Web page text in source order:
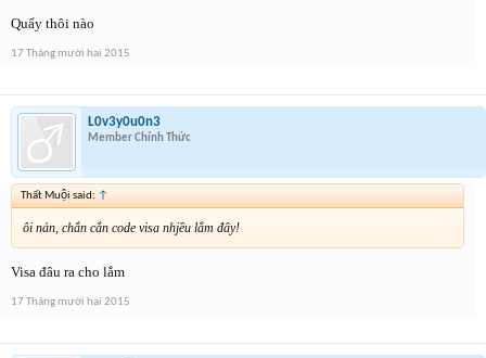
Quẩy thôi nào
17 Tháng mười hai 2015
L0v3y0u0n3
Member Chính Thức
Thất Muội said: ↑
ôi nản, chắn cắn code visa nhjều lắm đây!
Visa đâu ra cho lắm
17 Tháng mười hai 2015